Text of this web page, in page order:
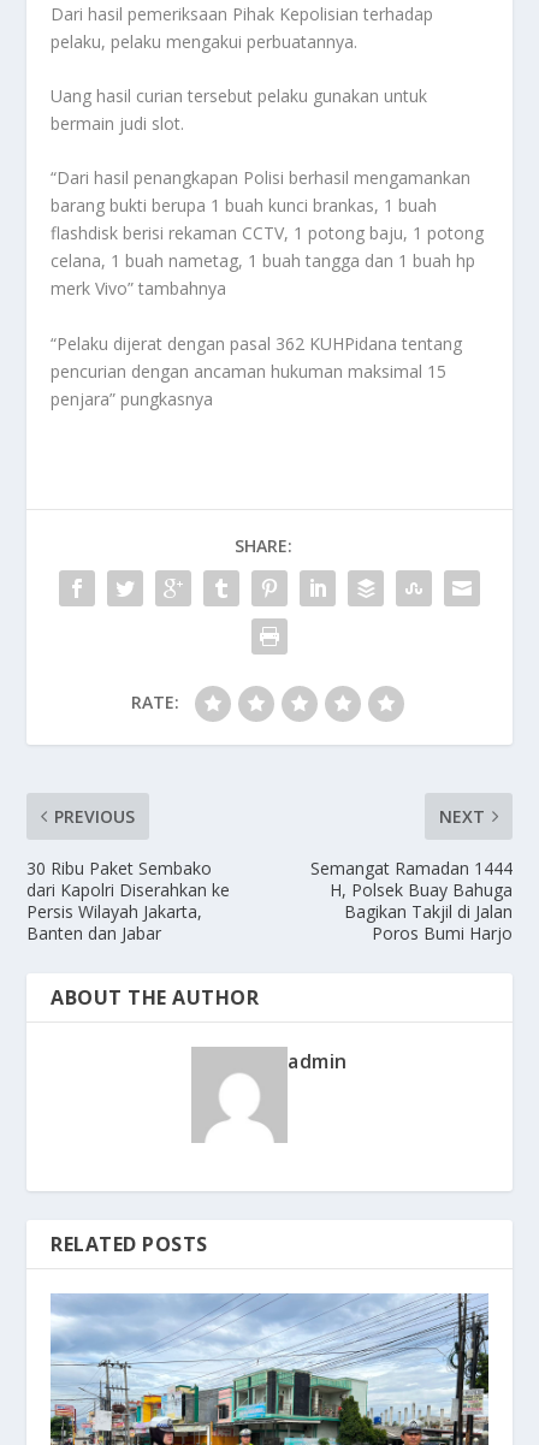
Dari hasil pemeriksaan Pihak Kepolisian terhadap
pelaku, pelaku mengakui perbuatannya.
Uang hasil curian tersebut pelaku gunakan untuk
bermain judi slot.
“Dari hasil penangkapan Polisi berhasil mengamankan
barang bukti berupa 1 buah kunci brankas, 1 buah
flashdisk berisi rekaman CCTV, 1 potong baju, 1 potong
celana, 1 buah nametag, 1 buah tangga dan 1 buah hp
merk Vivo” tambahnya
“Pelaku dijerat dengan pasal 362 KUHPidana tentang
pencurian dengan ancaman hukuman maksimal 15
penjara” pungkasnya
SHARE:
RATE:
PREVIOUS
30 Ribu Paket Sembako
dari Kapolri Diserahkan ke
Persis Wilayah Jakarta,
Banten dan Jabar
NEXT
Semangat Ramadan 1444
H, Polsek Buay Bahuga
Bagikan Takjil di Jalan
Poros Bumi Harjo
ABOUT THE AUTHOR
admin
RELATED POSTS